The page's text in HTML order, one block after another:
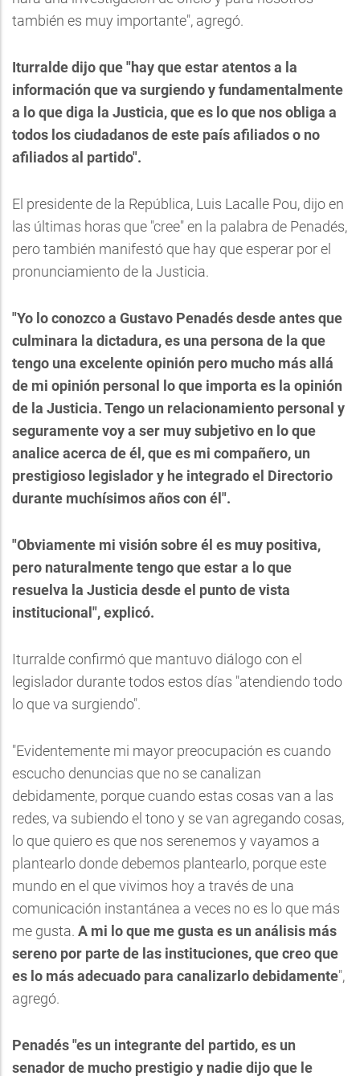
también es muy importante", agregó.
Iturralde dijo que "hay que estar atentos a la
información que va surgiendo y fundamentalmente
a lo que diga la Justicia, que es lo que nos obliga a
todos los ciudadanos de este país afiliados o no
afiliados al partido".
El presidente de la República, Luis Lacalle Pou, dijo en
las últimas horas que "cree" en la palabra de Penadés,
pero también manifestó que hay que esperar por el
pronunciamiento de la Justicia.
"Yo lo conozco a Gustavo Penadés desde antes que
culminara la dictadura, es una persona de la que
tengo una excelente opinión pero mucho más allá
de mi opinión personal lo que importa es la opinión
de la Justicia. Tengo un relacionamiento personal y
seguramente voy a ser muy subjetivo en lo que
analice acerca de él, que es mi compañero, un
prestigioso legislador y he integrado el Directorio
durante muchísimos años con él".
"Obviamente mi visión sobre él es muy positiva,
pero naturalmente tengo que estar a lo que
resuelva la Justicia desde el punto de vista
institucional", explicó.
Iturralde confirmó que mantuvo diálogo con el
legislador durante todos estos días "atendiendo todo
lo que va surgiendo".
"Evidentemente mi mayor preocupación es cuando
escucho denuncias que no se canalizan
debidamente, porque cuando estas cosas van a las
redes, va subiendo el tono y se van agregando cosas,
lo que quiero es que nos serenemos y vayamos a
plantearlo donde debemos plantearlo, porque este
mundo en el que vivimos hoy a través de una
comunicación instantánea a veces no es lo que más
me gusta. A mi lo que me gusta es un análisis más
sereno por parte de las instituciones, que creo que
es lo más adecuado para canalizarlo debidamente",
agregó.
Penadés "es un integrante del partido, es un
senador de mucho prestigio y nadie dijo que le